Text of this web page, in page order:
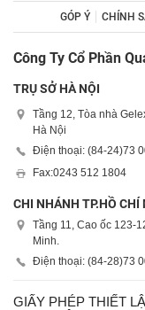
GÓP Ý CHÍNH
Công Ty Cổ Phần
TRỤ SỞ HÀ NỘI
Tầng 12, Tòa nhà
Hà Nội
Điện thoại: (84-24)73
Fax:0243 512 1804
CHI NHÁNH TP.HỒ CHÍ
Tầng 11, Cao ốc 123-
Minh.
Điện thoại: (84-28)73
GIẤY PHÉP THIẾT